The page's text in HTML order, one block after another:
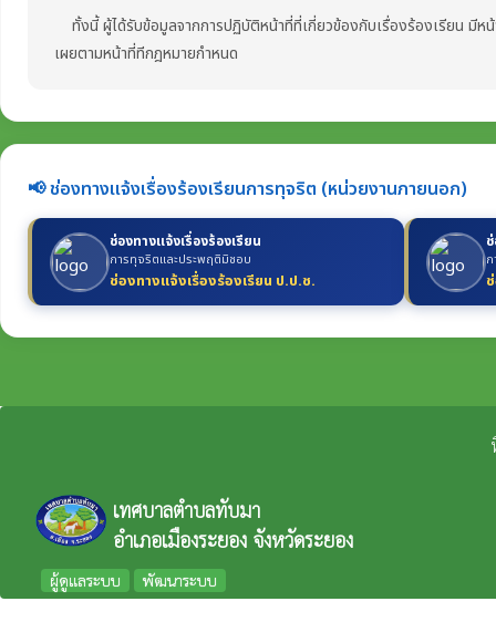
ทั้งนี้ ผู้ได้รับข้อมูลจากการปฏิบัติหน้าที่ที่เกี่ยวข้องกับเรื่องร้องเรียน มีห
เผยตามหน้าที่ทีกฎหมายกำหนด
📢 ช่องทางแจ้งเรื่องร้องเรียนการทุจริต (หน่วยงานภายนอก)
ช่องทางแจ้งเรื่องร้องเรียน
การทุจริตและประพฤติมิชอบ
ช่องทางแจ้งเรื่องร้องเรียน ป.ป.ช.
เทศบาลตำบลทับมา
อำเภอเมืองระยอง จังหวัดระยอง
ผู้ดูแลระบบ พัฒนาระบบ